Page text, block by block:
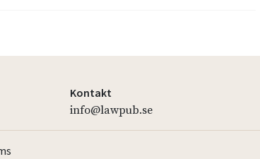
Kontakt
info@lawpub.se